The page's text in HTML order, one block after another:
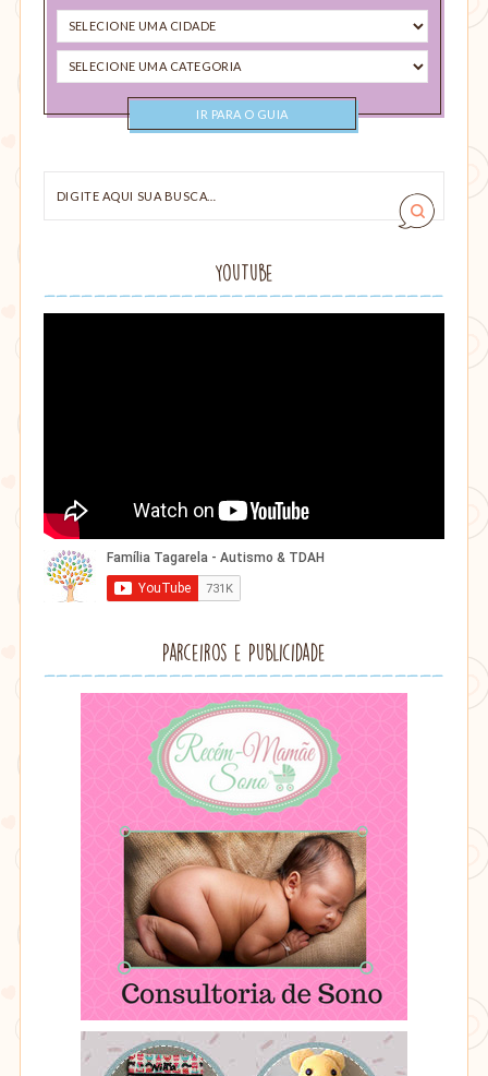
Selecione
uma
cidade
Selecione
uma
aqui
YouTube
Parceiros e Publicidade
Consultoria
de
Sono
-
Recém
Mamãe
Consultoria
de
Art
Piccolina